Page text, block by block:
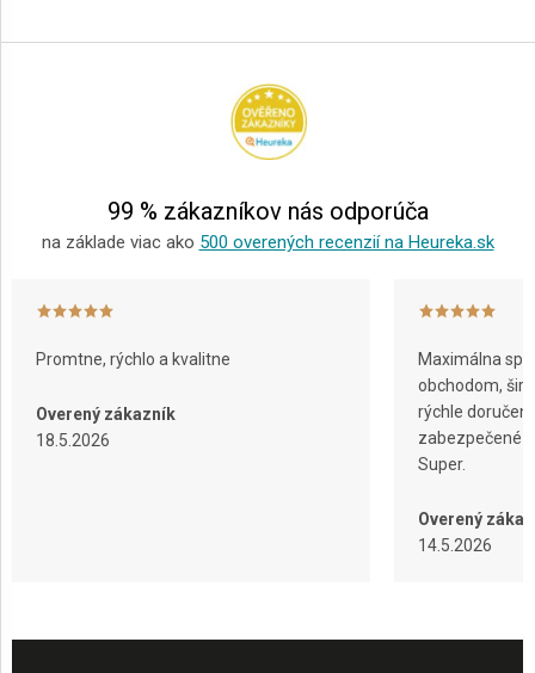
á
99 % zákazníkov nás odporúča
na základe viac ako 500 overených recenzií na Heureka.sk
Promtne, rýchlo a kvalitne
Overený zákazník
18.5.2026
Maximálna
obchodom,
rýchle
zabezpečené
Super.
Overený
14.5.2026